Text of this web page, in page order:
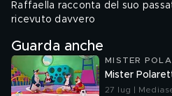
Raffaella racconta del suo
ricevuto davvero
Guarda anche
MISTER
Mister
27 lug |